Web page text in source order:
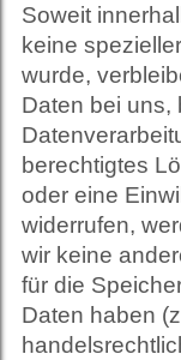
Soweit
keine
wurde,
Daten bei uns,
berechtigtes
oder eine
widerrufen,
wir keine
für die
Daten haben